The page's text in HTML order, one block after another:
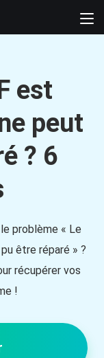
est
peut
? 6
problème « Le
être réparé » ?
récupérer vos
!